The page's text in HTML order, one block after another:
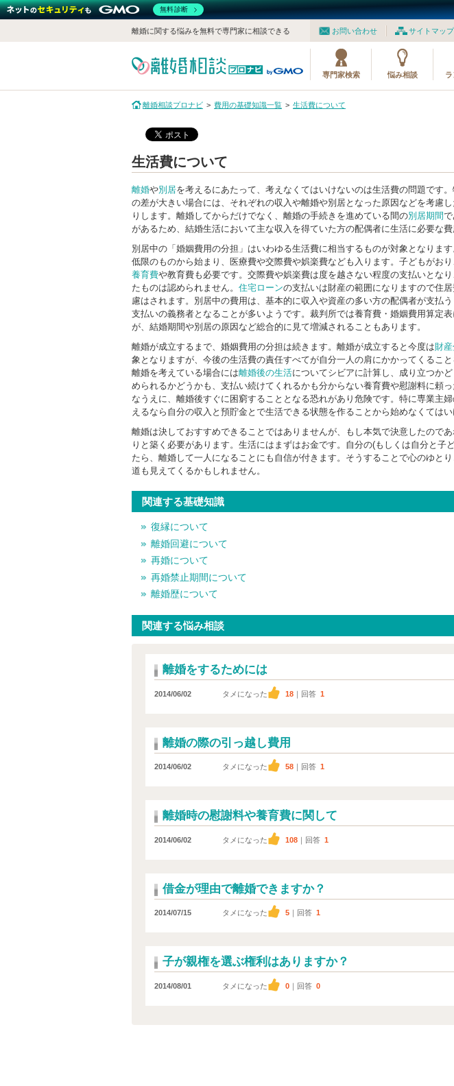
お問い合わせ サイトマップ
離婚に関する悩みを無料で専門家に相談できる
専門家検索 悩み相談
離婚相談プロナビ 費用の基礎知識一覧 生活費について
生活費について
離婚や別居を考えるにあたって、考えなくてはいけないのは生活費の問題です
の差が大きい場合には、それぞれの収入や離婚や別居となった原因などを考慮
りします。離婚してからだけでなく、離婚の手続きを進めている間の別居期間で
があるため、結婚生活において主な収入を得ていた方の配偶者に生活に必要な費
別居中の「婚姻費用の分担」はいわゆる生活費に相当するものが対象となりま
低限のものから始まり、医療費や交際費や娯楽費なども入ります。子どもがお
養育費や教育費も必要です。交際費や娯楽費は度を越さない程度の支払いとな
たものは認められません。 住宅ローンの支払いは財産の範囲になりますので住
慮はされます。別居中の費用は、基本的に収入や資産の多い方の配偶者が支払
支払いの義務者となることが多いようです。裁判所では養育費・婚姻費用算定
が、結婚期間や別居の原因など総合的に見て増減されることもあります。
離婚が成立するまで、婚姻費用の分担は続きます。離婚が成立すると今度は財
象となりますが、今後の生活費の責任すべてが自分一人の肩にかかってくるこ
離婚を考えている場合には離婚後の生活についてシビアに計算し、成り立つか
められるかどうかも、支払い続けてくれるかも分からない養育費や慰謝料に頼
なうえに、離婚後すぐに困窮することとなる恐れがあり危険です。特に専業主
えるなら自分の収入と預貯金とで生活できる状態を作ることから始めなくてはい
離婚は決しておすすめできることではありませんが、もし本気で決意したので
りと築く必要があります。生活にはまずはお金です。自分の(もしくは自分と子
たら、離婚して一人になることにも自信が付きます。そうすることで心のゆと
道も見えてくるかもしれません。
関連する基礎知識
復縁について
離婚回避について
再婚について
再婚禁止期間について
離婚歴について
関連する悩み相談
離婚をするためには
2014/06/02 タメになった 18 ｜回答 1
離婚の際の引っ越し費用
2014/06/02 タメになった 58 ｜回答 1
離婚時の慰謝料や養育費に関して
2014/06/02 タメになった 108 ｜回答 1
借金が理由で離婚できますか？
2014/07/15 タメになった 5 ｜回答 1
子が親権を選ぶ権利はありますか？
2014/08/01 タメになった 0 ｜回答 0
無料診断